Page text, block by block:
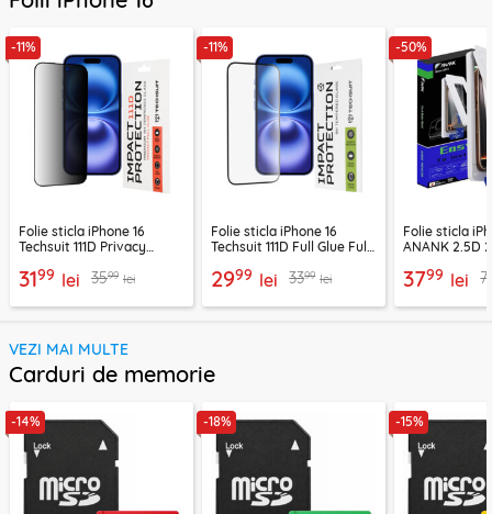
-11%
Folie sticla iPhone 16
Techsuit 111D Privacy
3199 lei 3599 lei
-11%
Folie sticla iPhone 16
Techsuit 111D Full Glue Full
2999 lei 3399 lei
-50%
Folie sticla
ANANK 2.5D
Protector,
3799 lei
VEZI MAI MULTE
Carduri de memorie
-14% -18% -15%